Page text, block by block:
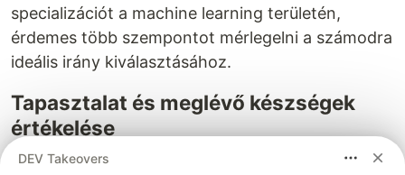
specializációt a machine learning területén,
érdemes több szempontot mérlegelni a számodra
ideális irány kiválasztásához.
Tapasztalat és meglévő készségek
értékelése
A meglévő szoftverfejlesztői készségeid
DEV Takeovers